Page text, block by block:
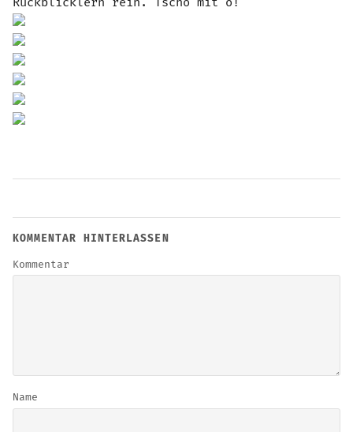
KOMMENTAR HINTERLASSEN
Kommentar
Name